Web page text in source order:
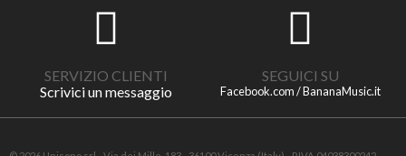
SERVIZIO CLIENTI
Scrivici un messaggio
SEGUICI SU
Facebook.com / BananaMusic.it